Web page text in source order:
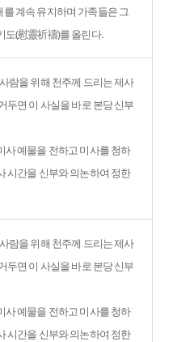
계속 유지하며 가족들은 그
도(慰靈祈禱)를 올린다.
람을 위해 천주께 드리는 제사
두면 이 사실을 바로 본당 신부
사 예물을 전하고 미사를 청하
시간을 신부와 의논하여 정한
람을 위해 천주께 드리는 제사
두면 이 사실을 바로 본당 신부
사 예물을 전하고 미사를 청하
시간을 신부와 의논하여 정한